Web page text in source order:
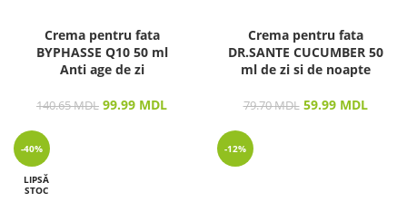
Crema pentru fata
BYPHASSE Q10 50 ml
Anti age de zi
140.65MDL 99.99 MDL
Crema pentru fata
DR.SANTE CUCUMBER 50
ml de zi si de noapte
79.70MDL 59.99 MDL
-40%
LIPSĂ
STOC
-12%